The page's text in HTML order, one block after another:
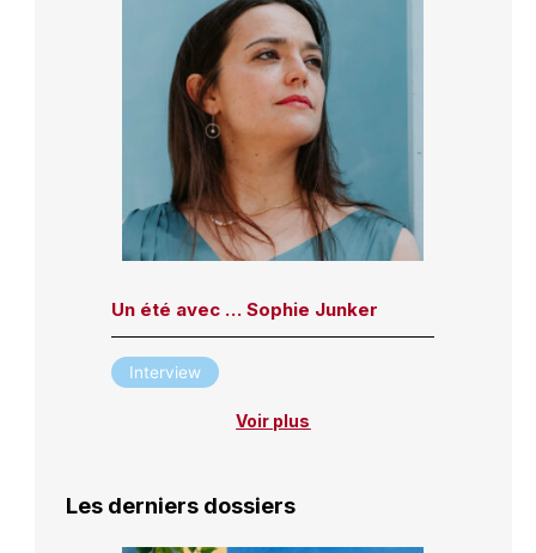
Un été avec … Sophie Junker
Interview
Voir plus
Les derniers dossiers